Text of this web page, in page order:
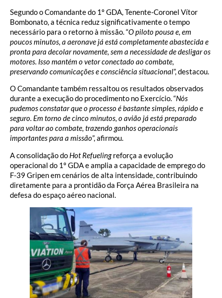
Segundo o Comandante do 1º GDA, Tenente-Coronel Vítor
Bombonato, a técnica reduz significativamente o tempo
necessário para o retorno à missão. “O piloto pousa e, em
poucos minutos, a aeronave já está completamente abastecida e
pronta para decolar novamente, sem a necessidade de desligar os
motores. Isso mantém o vetor conectado ao combate,
preservando comunicações e consciência situacional”, destacou.
O Comandante também ressaltou os resultados observados
durante a execução do procedimento no Exercício. “Nós
pudemos constatar que o processo é bastante simples, rápido e
seguro. Em torno de cinco minutos, o avião já está preparado
para voltar ao combate, trazendo ganhos operacionais
importantes para a missão”, afirmou.
A consolidação do Hot Refuelingreforça a evolução
operacional do 1º GDA e amplia a capacidade de emprego do
F-39 Gripen em cenários de alta intensidade, contribuindo
diretamente para a prontidão da Força Aérea Brasileira na
defesa do espaço aéreo nacional.